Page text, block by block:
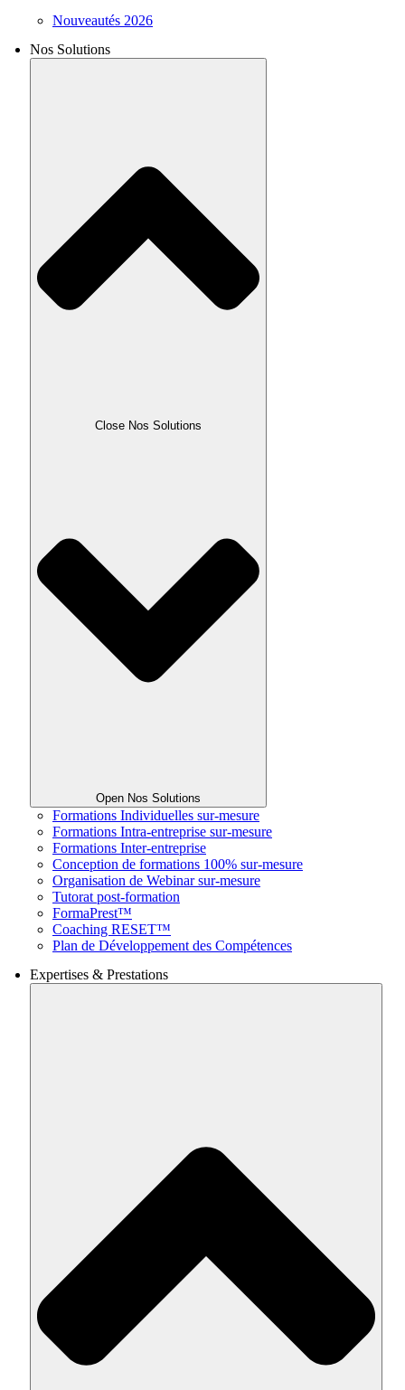
Nouveautés 2026
Nos Solutions
Close Nos Solutions
Open Nos Solutions
Formations Individuelles sur-mesure
Formations Intra-entreprise sur-mesure
Formations Inter-entreprise
Conception de formations 100% sur-mesure
Organisation de Webinar sur-mesure
Tutorat post-formation
FormaPrest™
Coaching RESET™
Plan de Développement des Compétences
Expertises & Prestations